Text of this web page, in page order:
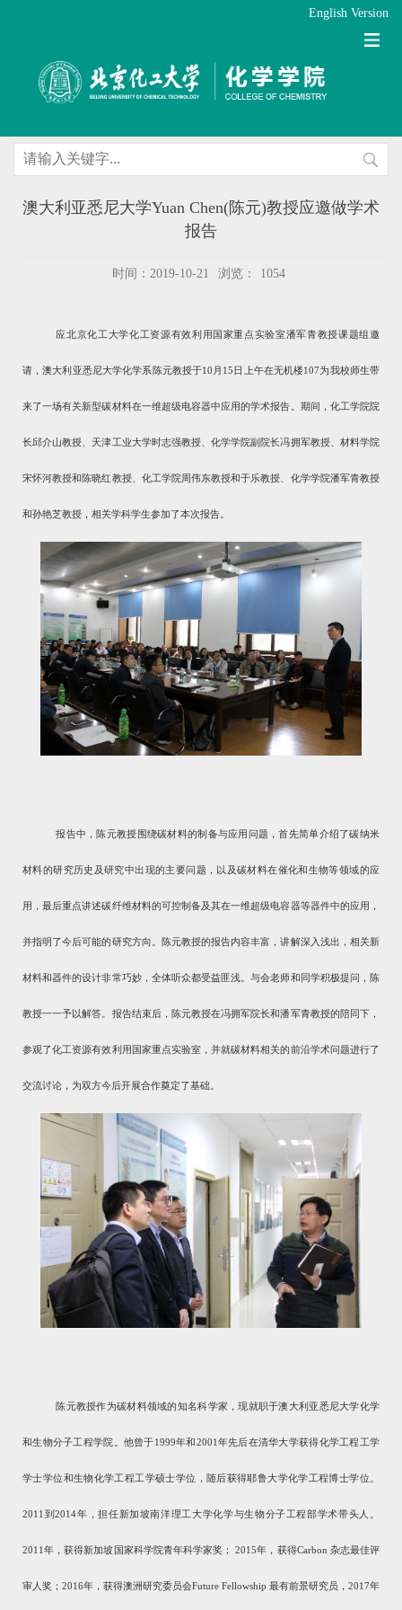
English Version
澳大利亚悉尼大学Yuan Chen(陈元)教授应邀做学术
报告
时间：2019-10-21 浏览： 1054
应北京化工大学化工资源有效利用国家重点实验室潘军青教授课题组邀
请，澳大利亚悉尼大学化学系陈元教授于10 月 15日上午在无机楼107为我校师生带
来了一场有关新型碳材料在一维超级电容器中应用的学术报告。期间，化工学院院
长邱介山教授、天津工业大学时志强教授、化学学院副院长冯拥军教授、材料学院
宋怀河教授和陈晓红教授、化工学院周伟东教授和于乐教授、化学学院潘军青教授
和孙艳芝教授，相关学科学生参加了本次报告。
报告中，陈元教授围绕碳材料的制备与应用问题，首先简单介绍了碳纳米
材料的研究历史及研究中出现的主要问题，以及碳材料在催化和生物等领域的应
用，最后重点讲述碳纤维材料的可控制备及其在一维超级电容器等器件中的应用，
并指明了今后可能的研究方向。 陈元教授的报告内容丰富，讲解深入浅出，相关新
材料和器件的设计非常巧妙，全体听众都受益匪浅。与会老师和同学积极提问，陈
教授一一予以解答。报告结束后，陈元教授在冯拥军院长和潘军青教授的陪同下，
参观了化工资源有效利用国家重点实验室，并就碳材料相关的前沿学术问题进行了
交流讨论，为双方今后开展合作奠定了基础。
陈元教授作为碳材料领域的知名科学家，现就职于澳大利亚悉尼大学化学
和生物分子工程学院。他曾于1999年和 2001 年先后在清华大学获得化学工程工学
学士学位和生物化学工程工学硕士学位，随后获得耶鲁大学化学工程博士学位。
2011 到2014年，担任新加坡南洋理工大学化学与生物分子工程部学术带头人。
2011 年，获得新加坡国家科学院青年科学家奖； 2015年，获得Carbon 杂志最佳评
审人奖； 2016年，获得澳洲研究委员会Future Fellowship 最有前景研究员， 2017年